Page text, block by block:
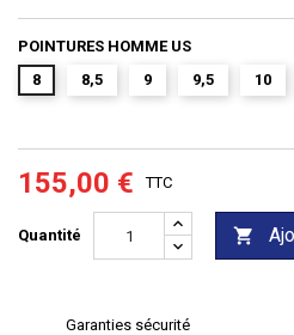
POINTURES HOMME US
8
8,5 9 9,5 10
155,00 € TTC
Quantité 
Garanties sécurité